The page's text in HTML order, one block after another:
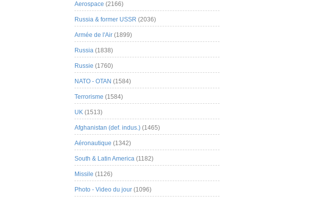
Aerospace (2166)
Russia & former USSR (2036)
Armée de l'Air (1899)
Russia (1838)
Russie (1760)
NATO - OTAN (1584)
Terrorisme (1584)
UK (1513)
Afghanistan (def. indus.) (1465)
Aéronautique (1342)
South & Latin America (1182)
Missile (1126)
Photo - Video du jour (1096)